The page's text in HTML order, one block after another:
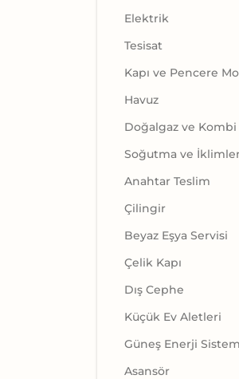
Elektrik
Tesisat
Kapı ve Pencere
Havuz
Doğalgaz ve Kombi
Soğutma ve
Anahtar Teslim
Çilingir
Beyaz Eşya Servisi
Çelik Kapı
Dış Cephe
Küçük Ev Aletleri
Güneş Enerji
Asansör